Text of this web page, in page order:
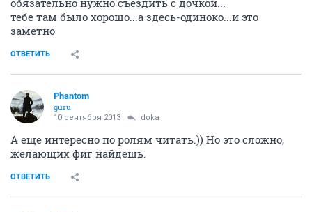
тебе там было хорошо...а здесь-одиноко...и это
заметно
ОТВЕТИТЬ
Phantom
guru
10 сентября 2013 doka
А еще интересно по ролям читать.)) Но это сложно,
желающих фиг найдешь.
ОТВЕТИТЬ